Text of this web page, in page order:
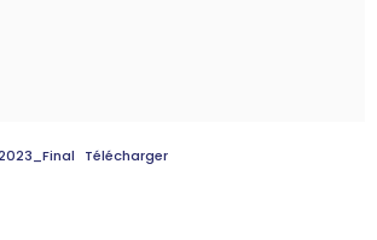
Télécharger